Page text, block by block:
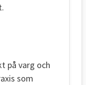
på varg och
som